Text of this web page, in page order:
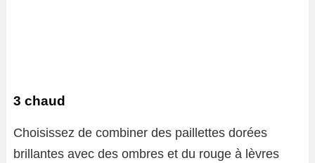
3 chaud
Choisissez de combiner des paillettes dorées
brillantes avec des ombres et du rouge à lèvres